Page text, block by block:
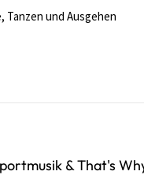
Tanzen und Ausgehen
& That's